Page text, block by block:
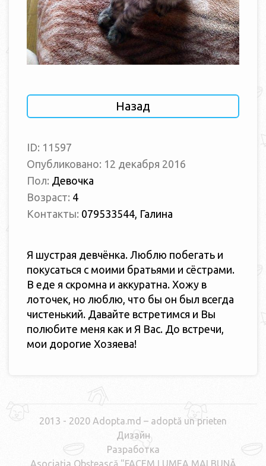
Назад
ID: 11597
Опубликовано: 12 декабря 2016
Пол: Девочка
Возраст: 4
Контакты: 079533544, Галина
Я шустрая девчёнка. Люблю побегать и
покусаться с моими братьями и сёстрами.
В еде я скромна и аккуратна. Хожу в
лоточек, но люблю, что бы он был всегда
чистенький. Давайте встретимся и Вы
полюбите меня как и Я Вас. До встречи,
мои дорогие Хозяева!
2013 - 2020 Adopta.md – adoptă un prieten
Дизайн
Разработка
Asociaţia Obştească "FACEM LUMEA MAI BUNĂ